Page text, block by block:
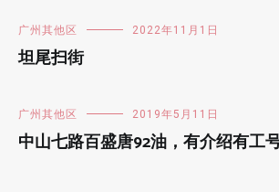
广州其他区 2022年11月1日
坦尾扫街
广州其他区 2019年5月11日
中山七路百盛唐92油，有介绍有工号